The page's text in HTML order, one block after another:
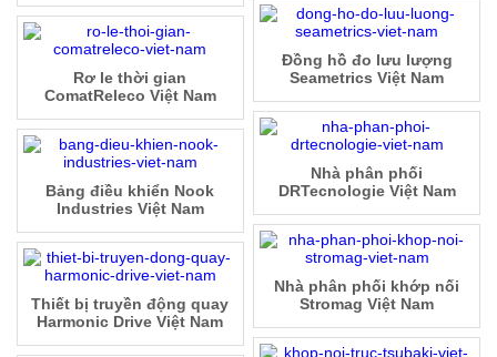
Đồng hồ đo lưu lượng
Seametrics Việt Nam
Rơ le thời gian
ComatReleco Việt Nam
Nhà phân phối
DRTecnologie Việt Nam
Bảng điều khiển Nook
Industries Việt Nam
Nhà phân phối khớp nối
Stromag Việt Nam
Thiết bị truyền động quay
Harmonic Drive Việt Nam